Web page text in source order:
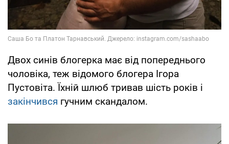
Двох синів блогерка має від попереднього
чоловіка, теж відомого блогера Ігора
Пустовіта. Їхній шлюб тривав шість років і
закінчився гучним скандалом.